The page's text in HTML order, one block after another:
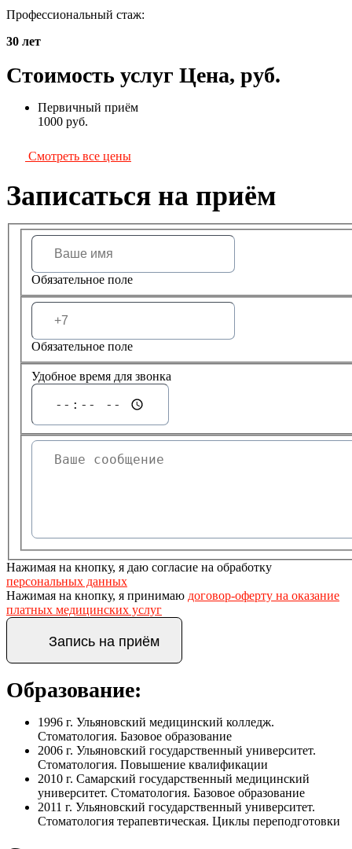
Профессиональный стаж:
30 лет
Стоимость услуг Цена, руб.
Первичный приём
1000 руб.
Смотреть все цены
Записаться на приём
Обязательное поле
Обязательное поле
Удобное время для звонка
Нажимая на кнопку, я даю согласие на обработку
персональных данных
Нажимая на кнопку, я принимаю договор-оферту на оказание
платных медицинских услуг
Запись на приём
Образование:
1996 г. Ульяновский медицинский колледж.
Стоматология. Базовое образование
2006 г. Ульяновский государственный университет.
Стоматология. Повышение квалификации
2010 г. Самарский государственный медицинский
университет. Стоматология. Базовое образование
2011 г. Ульяновский государственный университет.
Стоматология терапевтическая. Циклы переподготовки